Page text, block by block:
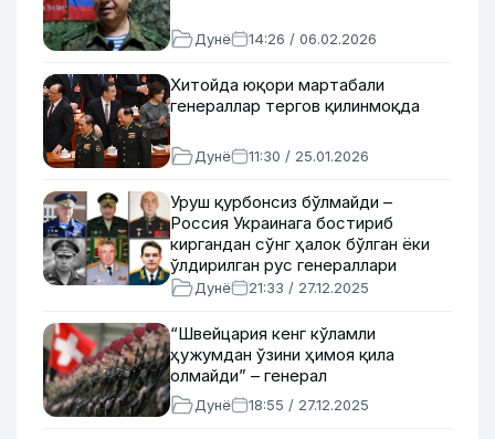
Дунё 14:26 / 06.02.2026
Хитойда юқори мартабали
генераллар тергов қилинмоқда
Дунё 11:30 / 25.01.2026
Уруш қурбонсиз бўлмайди –
Россия Украинага бостириб
киргандан сўнг ҳалок бўлган ёки
ўлдирилган рус генераллари
Дунё 21:33 / 27.12.2025
“Швейцария кенг кўламли
ҳужумдан ўзини ҳимоя қила
олмайди” – генерал
Дунё 18:55 / 27.12.2025